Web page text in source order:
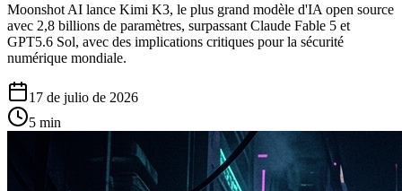
Moonshot AI lance Kimi K3, le plus grand modèle d'IA open source
avec 2,8 billions de paramètres, surpassant Claude Fable 5 et
GPT5.6 Sol, avec des implications critiques pour la sécurité
numérique mondiale.
17 de julio de 2026
5 min